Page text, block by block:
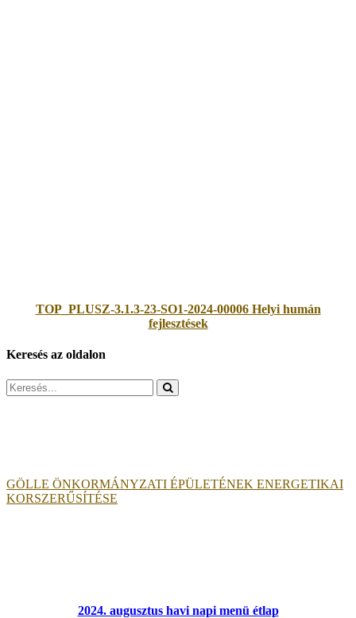
TOP_PLUSZ-3.1.3-23-SO1-2024-00006 Helyi humán
fejlesztések
Keresés az oldalon
Search
for:
GÖLLE ÖNKORMÁNYZATI ÉPÜLETÉNEK ENERGETIKAI
KORSZERŰSÍTÉSE
2024. augusztus havi napi menü étlap